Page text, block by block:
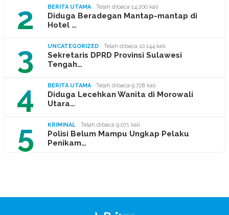
2 BERITA UTAMA Telah dibaca 14,200 kali
Diduga Beradegan Mantap-mantap di
Hotel …
3 UNCATEGORIZED Telah dibaca 10,144 kali
Sekretaris DPRD Provinsi Sulawesi
Tengah…
4 BERITA UTAMA Telah dibaca 9,728 kali
Diduga Lecehkan Wanita di Morowali
Utara…
5 KRIMINAL Telah dibaca 9,071 kali
Polisi Belum Mampu Ungkap Pelaku
Penikam…